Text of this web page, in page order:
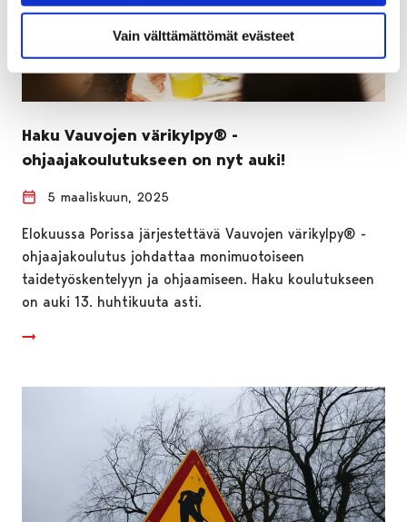
Vain välttämättömät evästeet
Haku Vauvojen värikylpy® -
ohjaajakoulutukseen on nyt auki!
5 maaliskuun, 2025
Elokuussa Porissa järjestettävä Vauvojen värikylpy® -
ohjaajakoulutus johdattaa monimuotoiseen
taidetyöskentelyyn ja ohjaamiseen. Haku koulutukseen
on auki 13. huhtikuuta asti.